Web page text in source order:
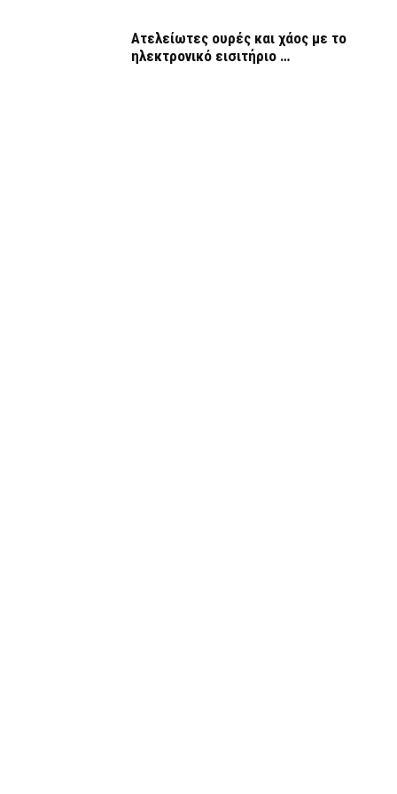
Ατελείωτες ουρές και χάος με το
ηλεκτρονικό εισιτήριο …